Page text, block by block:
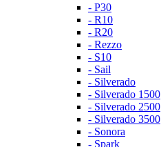
- P30
- R10
- R20
- Rezzo
- S10
- Sail
- Silverado
- Silverado 1500
- Silverado 2500
- Silverado 3500
- Sonora
- Spark